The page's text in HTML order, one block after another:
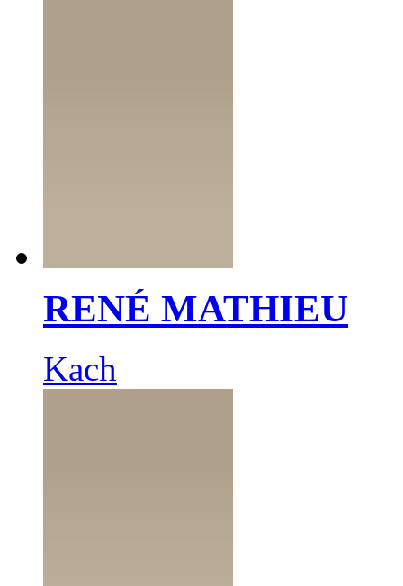
RENÉ MATHIEU
Kach